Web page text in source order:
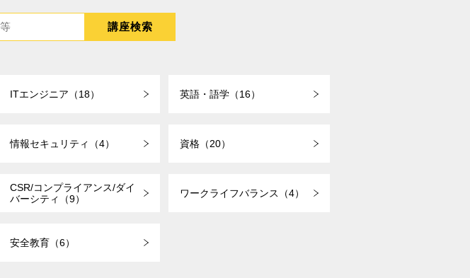
ITエンジニア（18） 英語・語学（16）
情報セキュリティ（4） 資格（20）
CSR/コンプライアンス/ダイ
バーシティ（9）
ワークライフバランス（4）
安全教育（6）